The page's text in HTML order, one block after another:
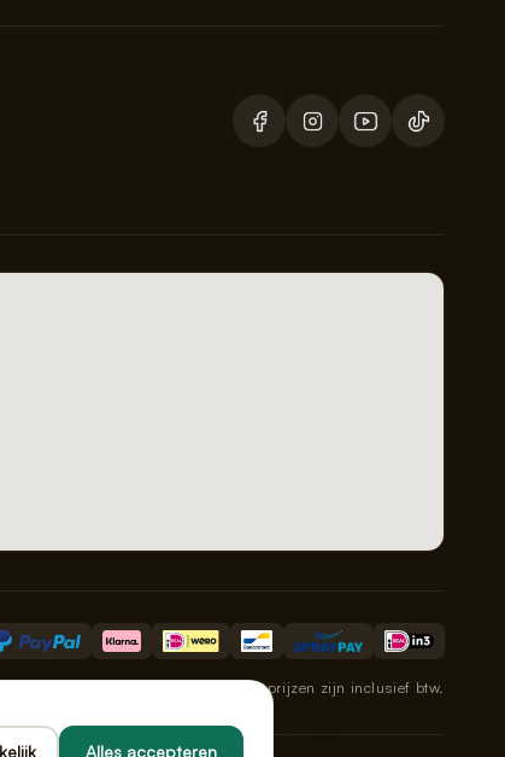
Alle prijzen zijn inclusief btw.
Alles accepteren